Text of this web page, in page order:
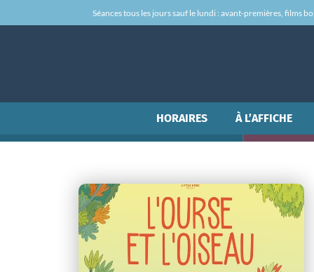
Séances tous les jours sauf le lundi : avant-premières, films
HORAIRES À L’AFFICHE